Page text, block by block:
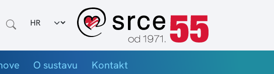
Odabir jezika
O sustavu Kontakt